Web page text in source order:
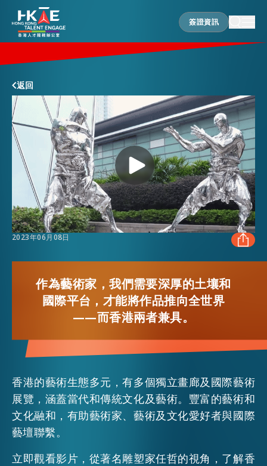
簽證資訊
簽證資訊
香港優勢
居港須知
人才支援
就業資訊
在港營商
活動情報
最新消息
關於我們
常見問題
聯絡我們
返回
2023年06月08日
FACEBOOK
LINKEDIN
WHATSAPP
WECHAT
EMAIL
作為藝術家，我們需要深厚的土壤和
國際平台，才能將作品推向全世界
——而香港兩者兼具。
香港的藝術生態多元，有多個獨立畫廊及國際藝術
展覽，涵蓋當代和傳統文化及藝術。豐富的藝術和
文化融和，有助藝術家、藝術及文化愛好者與國際
藝壇聯繫。
立即觀看影片，從著名雕塑家任哲的視角，了解香